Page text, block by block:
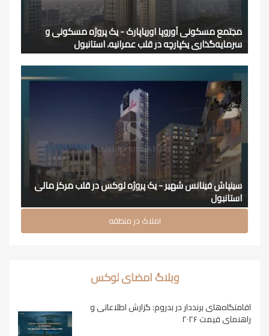
مجتمع مسکونی آوروپا اوریاپارک - یک پروژه مسکونی و
سرمایه‌گذاری یکپارچه در قلب عمرانیه، استانبول
سینپاش فینانس شهیر - یک پروژه لوکس در قلب مرکز مالی
استانبول
املاک در منطقه
وبلاگ امضای لوکس
اقامتگاه‌های برنددار در بدروم: گزارش اطلاعاتی و
راهنمای قیمت ۲۰۲۶